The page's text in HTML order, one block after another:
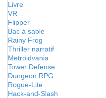
Livre
VR
Flipper
Bac à sable
Rainy Frog
Thriller narratif
Metroidvania
Tower Defense
Dungeon RPG
Rogue-Lite
Hack-and-Slash